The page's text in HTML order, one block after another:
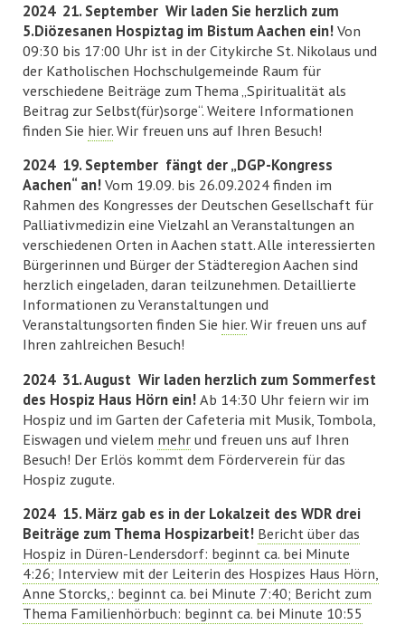
2024 21. September Wir laden Sie herzlich zum
5.Diözesanen Hospiztag im Bistum Aachen ein!Von
09:30 bis 17:00 Uhr ist in der Citykirche St. Nikolaus und
der Katholischen Hochschulgemeinde Raum für
verschiedene Beiträge zum Thema „Spiritualität als
Beitrag zur Selbst(für)sorge“. Weitere Informationen
finden Sie hier.Wir freuen uns auf Ihren Besuch!
2024 19. September fängt der „DGP-Kongress
Aachen“ an!Vom 19.09. bis 26.09.2024 finden im
Rahmen des Kongresses der Deutschen Gesellschaft für
Palliativmedizin eine Vielzahl an Veranstaltungen an
verschiedenen Orten in Aachen statt. Alle interessierten
Bürgerinnen und Bürger der Städteregion Aachen sind
herzlich eingeladen, daran teilzunehmen. Detaillierte
Informationen zu Veranstaltungen und
Veranstaltungsorten finden Sie hier.Wir freuen uns auf
Ihren zahlreichen Besuch!
2024 31. August Wir laden herzlich zum Sommerfest
des Hospiz Haus Hörn ein!Ab 14:30 Uhr feiern wir im
Hospiz und im Garten der Cafeteria mit Musik, Tombola,
Eiswagen und vielem mehrund freuen uns auf Ihren
Besuch! Der Erlös kommt dem Förderverein für das
Hospiz zugute.
2024 15. März gab es in der Lokalzeit des WDR drei
Beiträge zum Thema Hospizarbeit! Bericht über das
Hospiz in Düren-Lendersdorf: beginnt ca. bei Minute
4:26; Interview mit der Leiterin des Hospizes Haus Hörn,
Anne Storcks,: beginnt ca. bei Minute 7:40; Bericht zum
Thema Familienhörbuch: beginnt ca. bei Minute 10:55